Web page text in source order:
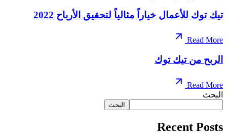
تيك توك للأعمال خياراً مثالياً لتحقيق الأرباح 2022
Read More
الربح من تيك توك
Read More
البحث
البحث
Recent Posts